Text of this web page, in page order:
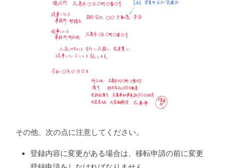
その他、次の点に注意してください。
登録内容に変更がある場合は、移転申請の前に変更